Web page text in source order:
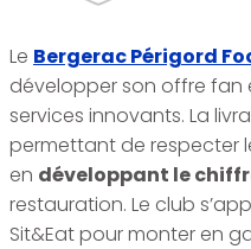
Le Bergerac Périgord
développer son offre fan
services innovants. La
permettant de respecter
en développant le
restauration. Le club
Sit&Eat pour monter en